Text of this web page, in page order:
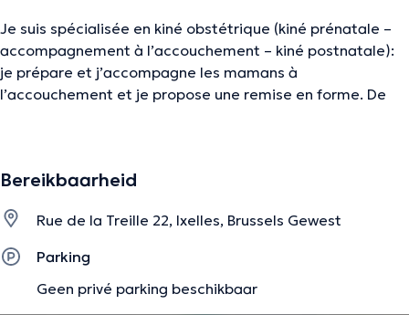
Je suis spécialisée en kiné obstétrique (kiné prénatale –
accompagnement à l’accouchement – kiné postnatale):
je prépare et j’accompagne les mamans à
l’accouchement et je propose une remise en forme. De
De beschrijving werd aangepast door het Doctoranytime team, gebaseerd
Bereikbaarheid
Rue de la Treille 22, Ixelles, Brussels Gewest
Parking
Geen privé parking beschikbaar